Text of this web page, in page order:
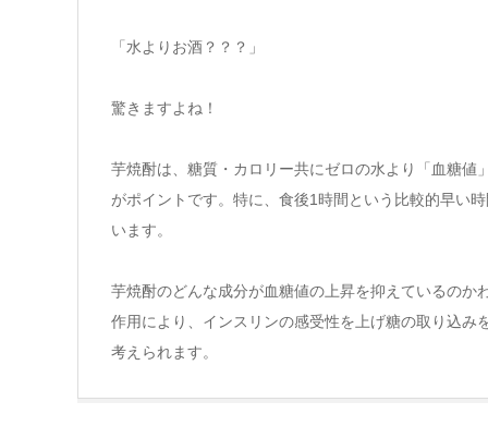
「水よりお酒？？？」
驚きますよね！
芋焼酎は、糖質・カロリー共にゼロの水より「血糖値
がポイントです。特に、食後1時間という比較的早い
います。
芋焼酎のどんな成分が血糖値の上昇を抑えているのか
作用により、インスリンの感受性を上げ糖の取り込み
考えられます。